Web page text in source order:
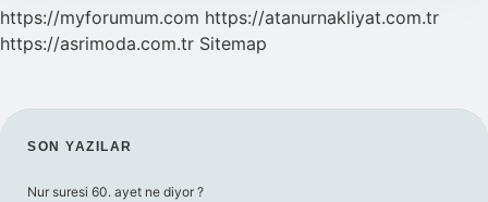
https://myforumum.com https://atanurnakliyat.com.tr
https://asrimoda.com.tr Sitemap
SIDEBAR
SON YAZILAR
Nur suresi 60. ayet ne diyor ?